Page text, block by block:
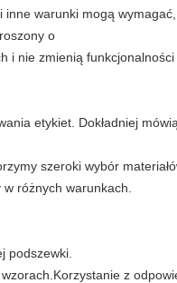
warunki mogą
o
i nie zmienią funkcjonalności
etykiet. Dokładniej
szeroki wybór
różnych warunkach.
podszewki.
z